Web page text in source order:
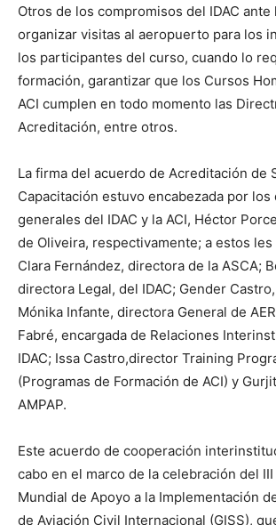
Otros de los compromisos del IDAC ante
organizar visitas al aeropuerto para los
los participantes del curso, cuando lo
formación, garantizar que los Cursos
ACI cumplen en todo momento las
Acreditación, entre otros.
La firma del acuerdo de Acreditación de
Capacitación estuvo encabezada por
generales del IDAC y la ACI, Héctor
de Oliveira, respectivamente; a estos les
Clara Fernández, directora de la ASCA;
directora Legal, del IDAC; Gender
Mónika Infante, directora General de
Fabré, encargada de Relaciones
IDAC; Issa Castro,director Training
(Programas de Formación de ACI) y
AMPAP.
Este acuerdo de cooperación
cabo en el marco de la celebración del
Mundial de Apoyo a la Implementación
de Aviación Civil Internacional (GISS),